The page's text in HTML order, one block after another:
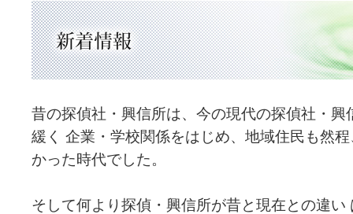
昔の探偵社・興信所は、今の現代の探偵社・
緩く 企業・学校関係をはじめ、地域住民も然
かった時代でした。
そして何より探偵・興信所が昔と現在との違い